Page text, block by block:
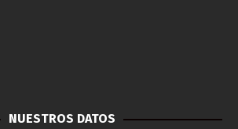
NUESTROS DATOS